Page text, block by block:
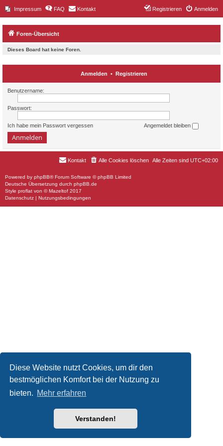
Diese Website nutzt Cookies, um dir den
bestmöglichen Komfort bei der Nutzung zu
bieten. Mehr erfahren
Verstanden!
Impressum FAQ Kontakt Anmelden
Registrieren
Foren-Übersicht
Dieses Board hat keine Foren.
Anmelden • Registrieren
Benutzername:
Passwort:
Ich habe mein Passwort vergessen Angemeldet bleiben
Alle Zeiten sind UTC+02:00
Alle Cookies löschen
Kontakt
Powered by phpBB® Forum Software © phpBB Limited
Deutsche Übersetzung durch phpBB.de
Style proflat von ©Mazeltof 2017
Datenschutz | Nutzungsbedingungen